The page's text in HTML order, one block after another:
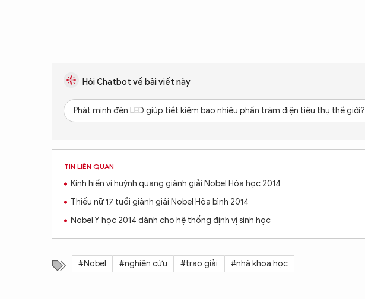
Hỏi Chatbot về bài viết này
Phát minh đèn LED giúp tiết kiệm bao nhiêu phần trăm điện tiêu thụ thế giới?
TIN LIÊN QUAN
Kính hiển vi huỳnh quang giành giải Nobel Hóa học 2014
Thiếu nữ 17 tuổi giành giải Nobel Hòa bình 2014
Nobel Y học 2014 dành cho hệ thống định vị sinh học
#Nobel #nghiên cứu #trao giải #nhà khoa học